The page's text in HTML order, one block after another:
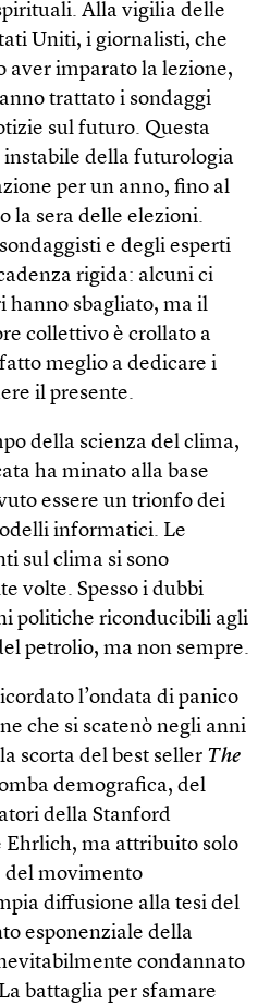
Alla vigilia delle
Uniti, i giornalisti, che
aver imparato la lezione,
trattato i sondaggi
sul futuro. Questa
della futurologia
per un anno, fino al
la sera delle elezioni.
e degli esperti
rigida: alcuni ci
hanno sbagliato, ma il
collettivo è crollato a
meglio a dedicare i
il presente.
della scienza del clima,
ha minato alla base
essere un trionfo dei
informatici. Le
sul clima si sono
volte. Spesso i dubbi
politiche riconducibili agli
petrolio, ma non sempre.
l’ondata di panico
che si scatenò negli anni
scorta del best seller The
demografica, del
della Stanford
Ehrlich, ma attribuito solo
del movimento
diffusione alla tesi del
esponenziale della
condannato
battaglia per sfamare